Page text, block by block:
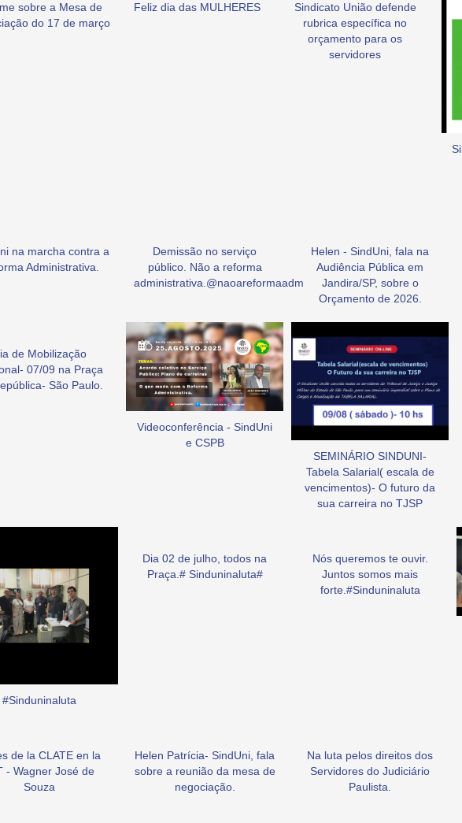
sobre a Mesa de
do 17 de março
Feliz dia das MULHERES
Sindicato União defende
rubrica específica no
orçamento para os
servidores
na marcha contra a
Administrativa.
Demissão no serviço
público. Não a reforma
administrativa.@naoareformaadm
Helen - SindUni, fala na
Audiência Pública em
Jandira/SP, sobre o
Orçamento de 2026.
de Mobilização
07/09 na Praça
São Paulo.
Videoconferência - SindUni
e CSPB
SEMINÁRIO SINDUNI-
Tabela Salarial( escala de
vencimentos)- O futuro da
sua carreira no TJSP
#Sinduninaluta
Dia 02 de julho, todos na
Praça.# Sinduninaluta#
Nós queremos te ouvir.
Juntos somos mais
forte.#Sinduninaluta
de la CLATE en la
- Wagner José de
Souza
Helen Patrícia- SindUni, fala
sobre a reunião da mesa de
negociação.
Na luta pelos direitos dos
Servidores do Judiciário
Paulista.